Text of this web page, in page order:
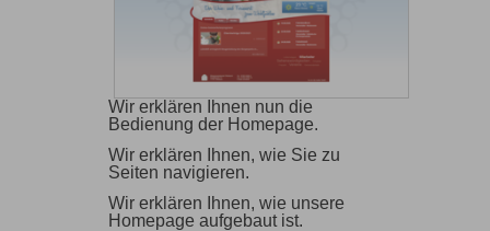
Wir erklären Ihnen nun die
Bedienung der Homepage.
Wir erklären Ihnen, wie Sie zu
Seiten navigieren.
Wir erklären Ihnen, wie unsere
Homepage aufgebaut ist.